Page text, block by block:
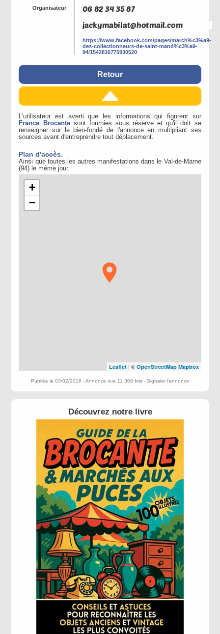
Organisateur
https://www.facebook.com/pages/march%c3%a9-
des-collectionneurs-de-saint-mand%c3%a9-
94/1542816775930520
Retour
L'utilisateur est averti que les informations qui figurent sur
France Brocantesont fournies sous réserve et qu'il doit se
renseigner sur le bien-fondé de l'annonce en multipliant ses
sources avant d'entreprendre tout déplacement.
Plan d'accès.
Ainsi que toutes les autres manifestations dans le Val-de-Marne
(94) le même jour.
+
−
Leaflet| © OpenStreetMap Mapbox
Publiée le 03/02/2016 - Annonce vue 11 308 fois - Signaler l'annonce
Découvrez notre livre